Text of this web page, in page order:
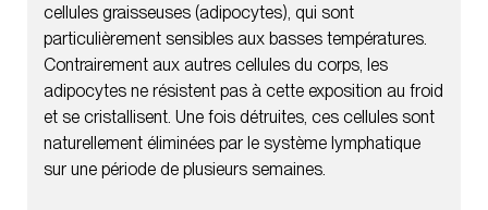
cellules graisseuses (adipocytes), qui sont
particulièrement sensibles aux basses températures.
Contrairement aux autres cellules du corps, les
adipocytes ne résistent pas à cette exposition au froid
et se cristallisent. Une fois détruites, ces cellules sont
naturellement éliminées par le système lymphatique
sur une période de plusieurs semaines.